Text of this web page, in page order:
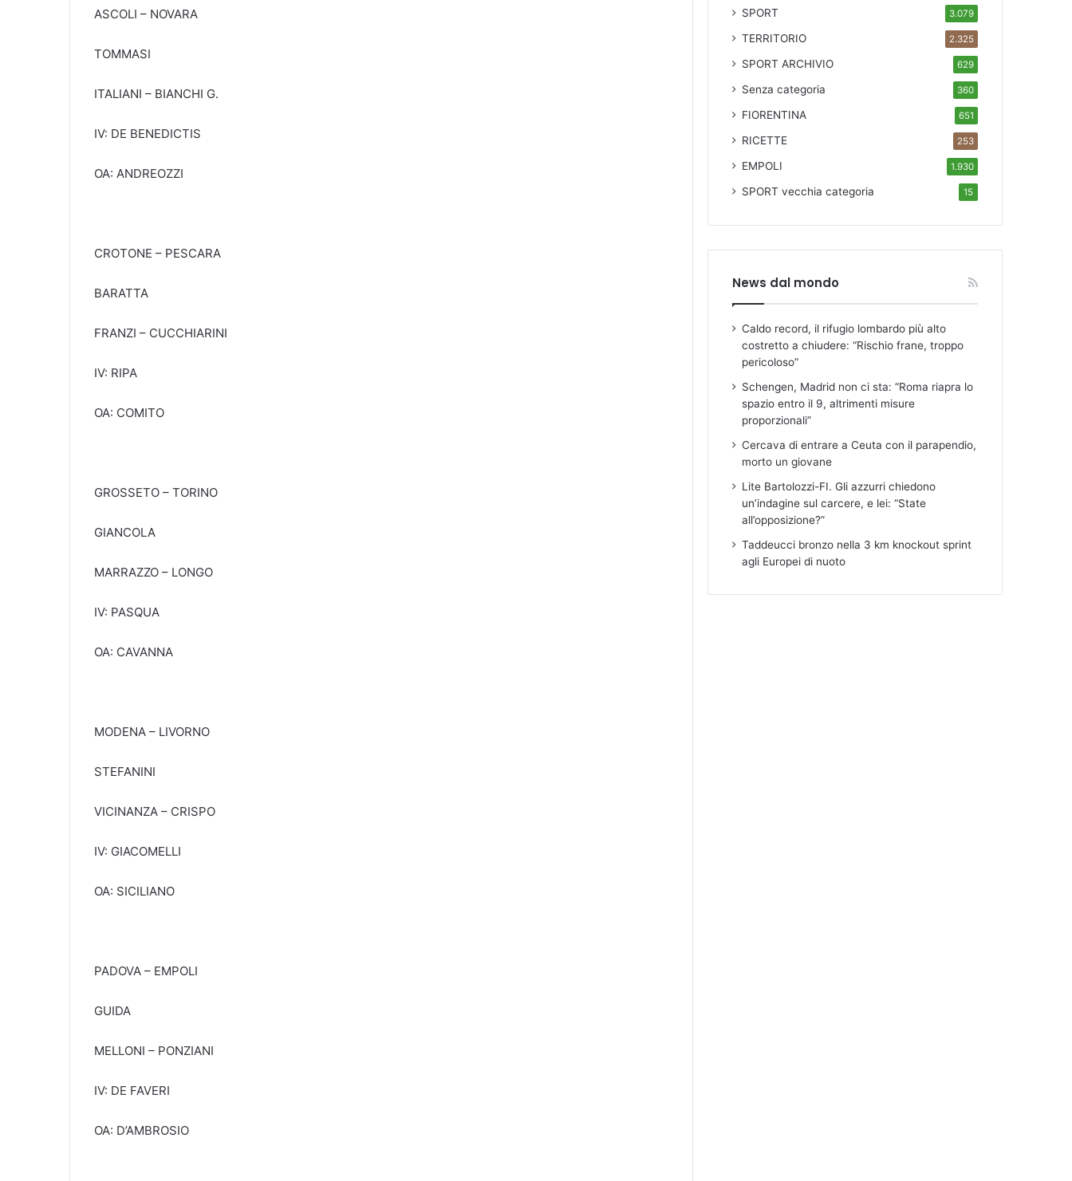
ASCOLI – NOVARA
TOMMASI
ITALIANI – BIANCHI G.
IV: DE BENEDICTIS
OA: ANDREOZZI
CROTONE – PESCARA
BARATTA
FRANZI – CUCCHIARINI
IV: RIPA
OA: COMITO
GROSSETO – TORINO
GIANCOLA
MARRAZZO – LONGO
IV: PASQUA
OA: CAVANNA
MODENA – LIVORNO
STEFANINI
VICINANZA – CRISPO
IV: GIACOMELLI
OA: SICILIANO
PADOVA – EMPOLI
GUIDA
MELLONI – PONZIANI
IV: DE FAVERI
OA: D’AMBROSIO
SPORT 3.079
TERRITORIO 2.325
SPORT ARCHIVIO 629
Senza categoria 360
FIORENTINA 651
RICETTE 253
EMPOLI 1.930
SPORTvecchia categoria 15
News dal mondo
Caldo record, il rifugio lombardo più alto
costretto a chiudere: “Rischio frane, troppo
pericoloso”
Schengen, Madrid non ci sta: “Roma riapra lo
spazio entro il 9, altrimenti misure
proporzionali”
Cercava di entrare a Ceuta con il parapendio,
morto un giovane
Lite Bartolozzi-FI. Gli azzurri chiedono
un’indagine sul carcere, e lei: “State
all’opposizione?”
Taddeucci bronzo nella 3 km knockout sprint
agli Europei di nuoto